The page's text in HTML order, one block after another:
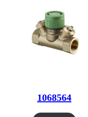
1068564